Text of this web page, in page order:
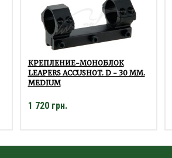
КРЕПЛЕНИЕ-МОНОБЛОК
LEAPERS ACCUSHOT. D - 30 ММ.
MEDIUM
1 720 грн.